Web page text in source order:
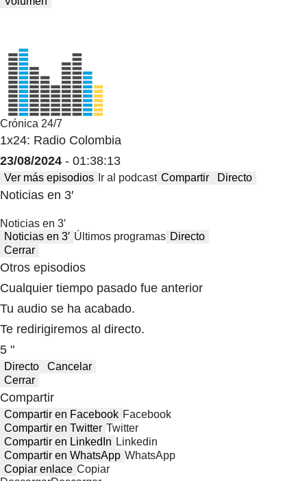
Crónica 24/7
1x24: Radio Colombia
23/08/2024 - 01:38:13
Ver más episodios Ir al podcast Compartir Directo
Noticias en 3′
Noticias en 3′
Noticias en 3′ Últimos programas Directo
Cerrar
Otros episodios
Cualquier tiempo pasado fue anterior
Tu audio se ha acabado.
Te redirigiremos al directo.
5 "
Directo
Cancelar
Cerrar
Compartir
Compartir en Facebook Facebook
Compartir en Twitter Twitter
Compartir en LinkedIn Linkedin
Compartir en WhatsApp WhatsApp
Copiar enlace Copiar